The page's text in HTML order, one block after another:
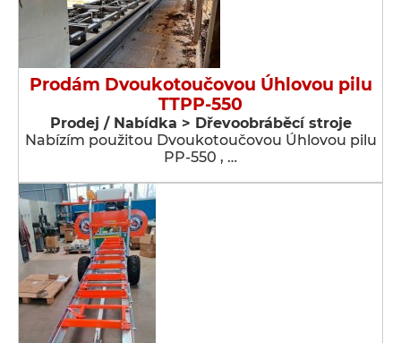
Prodám Dvoukotoučovou Úhlovou pilu
TTPP-550
Prodej / Nabídka > Dřevoobráběcí stroje
Nabízím použitou Dvoukotoučovou Úhlovou pilu
PP-550 , …